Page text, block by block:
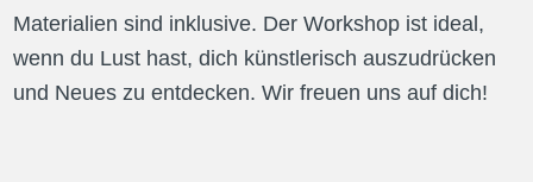
Materialien sind inklusive. Der Workshop ist ideal,
wenn du Lust hast, dich künstlerisch auszudrücken
und Neues zu entdecken. Wir freuen uns auf dich!